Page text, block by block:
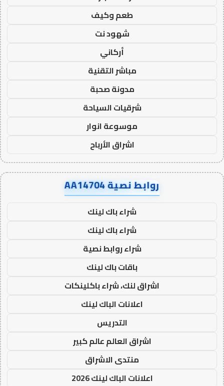
طعم وكيف
شهود نت
أركاني
مباشر التقنية
مدونة صحبة
شرقيات السياحة
موسوعة انوار
اشراق الأرباح
روابط نصية AA14704
شراء باك لينك
شراء باك لينك
شراء روابط نصية
باقات باك لينك
اشراق لنك، شراء باكلينكات
اعلانات الباك لينك
التدريس
اشراق العالم عالم كبير
منتدى الاشراق
اعلانات الباك لينك 2026